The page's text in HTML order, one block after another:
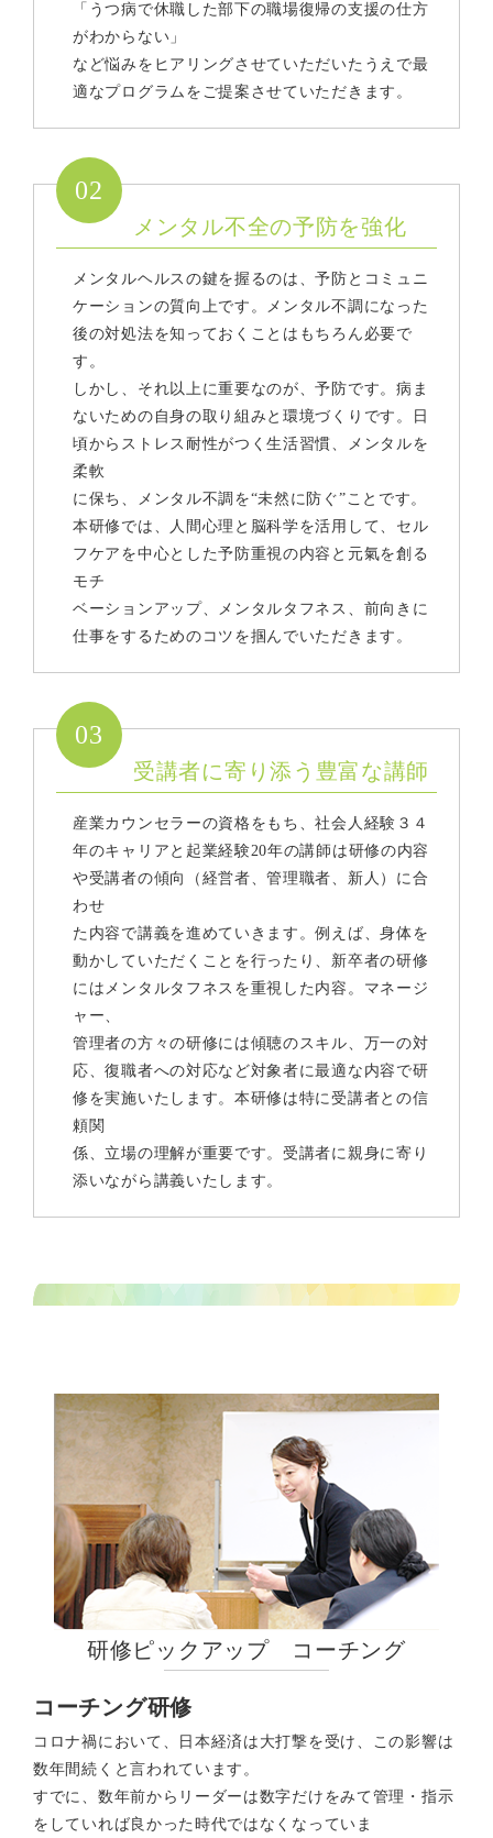
「うつ病で休職した部下の職場復帰の支援の仕方
がわからない」
など悩みをヒアリングさせていただいたうえで最
適なプログラムをご提案させていただきます。
02
メンタル不全の予防を強化
メンタルヘルスの鍵を握るのは、予防とコミュニ
ケーションの質向上です。メンタル不調になった
後の対処法を知っておくことはもちろん必要で
す。
しかし、それ以上に重要なのが、予防です。病ま
ないための自身の取り組みと環境づくりです。日
頃からストレス耐性がつく生活習慣、メンタルを
柔軟
に保ち、メンタル不調を“未然に防ぐ”ことです。
本研修では、人間心理と脳科学を活用して、セル
フケアを中心とした予防重視の内容と元氣を創る
モチ
ベーションアップ、メンタルタフネス、前向きに
仕事をするためのコツを掴んでいただきます。
03
受講者に寄り添う豊富な講師
産業カウンセラーの資格をもち、社会人経験３４
年のキャリアと起業経験20年の講師は研修の内容
や受講者の傾向（経営者、管理職者、新人）に合
わせ
た内容で講義を進めていきます。例えば、身体を
動かしていただくことを行ったり、新卒者の研修
にはメンタルタフネスを重視した内容。マネージ
ャー、
管理者の方々の研修には傾聴のスキル、万一の対
応、復職者への対応など対象者に最適な内容で研
修を実施いたします。本研修は特に受講者との信
頼関
係、立場の理解が重要です。受講者に親身に寄り
添いながら講義いたします。
研修ピックアップ コーチング
コーチング研修
コロナ禍において、日本経済は大打撃を受け、この影響は
数年間続くと言われています。
すでに、数年前からリーダーは数字だけをみて管理・指示
をしていれば良かった時代ではなくなっていま